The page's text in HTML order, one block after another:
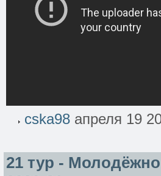
cska98апреля 19
21 тур -